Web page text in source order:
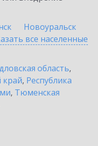
Новоуральск
все населенные
область,
край, Республика
, Тюменская